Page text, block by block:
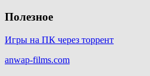
Полезное
Игры на ПК через торрент
anwap-films.com